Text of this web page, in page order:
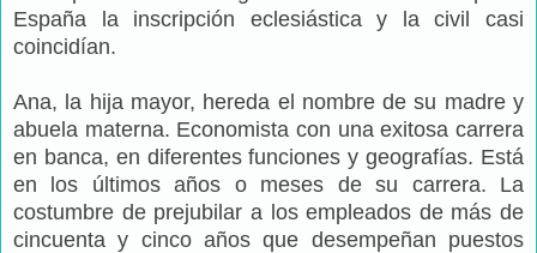
España la inscripción eclesiástica y la civil casi
coincidían.
Ana, la hija mayor, hereda el nombre de su madre y
abuela materna. Economista con una exitosa carrera
en banca, en diferentes funciones y geografías. Está
en los últimos años o meses de su carrera. La
costumbre de prejubilar a los empleados de más de
cincuenta y cinco años que desempeñan puestos